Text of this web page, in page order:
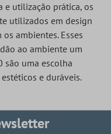
e utilização prática, os
utilizados em design
ambientes. Esses
ao ambiente um
são uma escolha
e duráveis.